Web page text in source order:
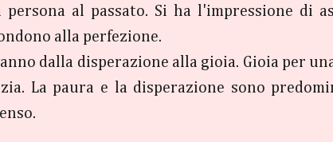
al passato. Si ha l'impressione di
alla perfezione.
dalla disperazione alla gioia. Gioia per
La paura e la disperazione sono